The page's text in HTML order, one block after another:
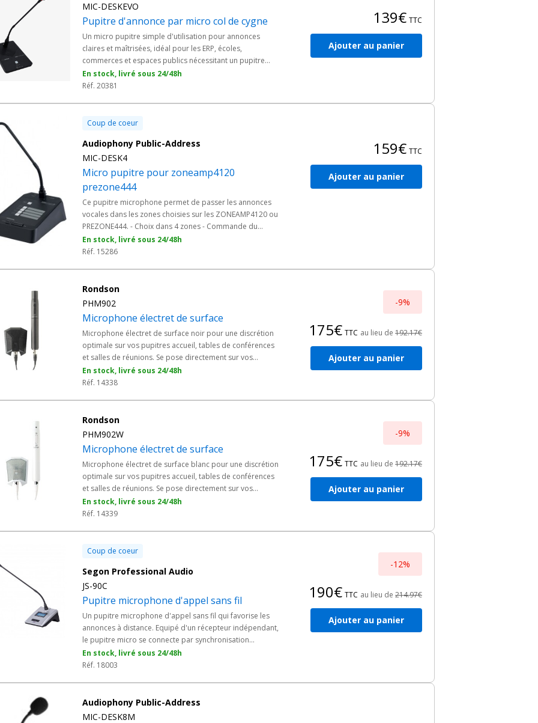
MIC-DESKEVO
Pupitre d'annonce par micro col de cygne
Un micro pupitre simple d'utilisation pour annonces
claires et maîtrisées, idéal pour les ERP, écoles,
commerces et espaces publics nécessitant un pupitre
micro fiable et intuitif. - Micro électret unidirectionnel
pour annonces précises. - Fonction Push-to-Talk : appui
sortie : XLR symétrique et Jack 6,35mm asymétrique. -
En stock, livré sous 24/48h
Réf. 20381
139€ TTC
Ajouter au panier
Coup de coeur
Audiophony Public-Address
MIC-DESK4
Micro pupitre pour zoneamp4120
prezone444
Ce pupitre microphone permet de passer les annonces
vocales dans les zones choisies sur les ZONEAMP4120 ou
PREZONE444. - Choix dans 4 zones - Commande du
Carillon
En stock, livré sous 24/48h
Réf. 15286
159€ TTC
Ajouter au panier
Rondson
PHM902
Microphone électret de surface
Microphone électret de surface noir pour une discrétion
optimale sur vos pupitres accueil, tables de conférences
et salles de réunions. Se pose directement sur vos
surfaces de travail sans installation complexe. - Finition
noire.
En stock, livré sous 24/48h
Réf. 14338
-9%
175€ TTC au lieu de 192.17€
Ajouter au panier
Rondson
PHM902W
Microphone électret de surface
Microphone électret de surface blanc pour une discrétion
optimale sur vos pupitres accueil, tables de conférences
et salles de réunions. Se pose directement sur vos
surfaces de travail sans installation complexe. - Finition
blanche
En stock, livré sous 24/48h
Réf. 14339
-9%
175€ TTC au lieu de 192.17€
Ajouter au panier
Coup de coeur
Segon Professional Audio
JS-90C
Pupitre microphone d'appel sans fil
Un pupitre microphone d'appel sans fil qui favorise les
annonces à distance. Equipé d'un récepteur indépendant,
le pupitre micro se connecte par synchronisation
infrarouge et permet de déplacer le boitier récepteur
jusqu'à 50 mètres.
En stock, livré sous 24/48h
Réf. 18003
-12%
190€ TTC au lieu de 214.97€
Ajouter au panier
Audiophony Public-Address
MIC-DESK8M